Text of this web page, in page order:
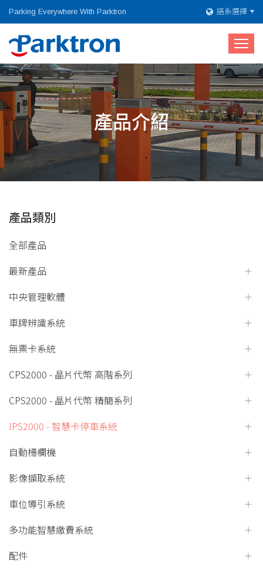
Parking Everywhere With Parktron 語系選擇
產品介紹
產品類別
全部產品
最新產品
中央管理軟體
車牌辨識系統
無票卡系統
CPS2000 - 晶片代幣 高階系列
CPS2000 - 晶片代幣 精簡系列
IPS2000 - 智慧卡停車系統
自動柵欄機
影像擷取系統
車位導引系統
多功能智慧繳費系統
配件